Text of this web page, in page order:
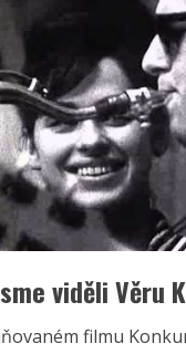
viděli Věru
filmu